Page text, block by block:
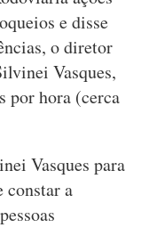
e disse
o diretor
Vasques,
por hora (cerca
Vasques para
constar a